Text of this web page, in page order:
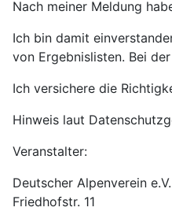
Nach meiner Meldung
Ich bin damit
von Ergebnislisten. Bei
Ich versichere die
Hinweis laut
Veranstalter:
Deutscher Alpenverein
Friedhofstr. 11